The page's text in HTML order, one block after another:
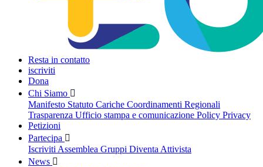
Resta in contatto
iscriviti
Dona
Chi Siamo
Manifesto Statuto Cariche Coordinamenti Regionali
Trasparenza Ufficio stampa e comunicazione Policy Privacy
Petizioni
Partecipa
Iscriviti Assemblea Gruppi Diventa Attivista
News (current)